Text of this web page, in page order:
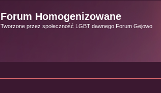
Forum Homogenizowane
Tworzone przez społeczność LGBT dawnego Forum Gejowo